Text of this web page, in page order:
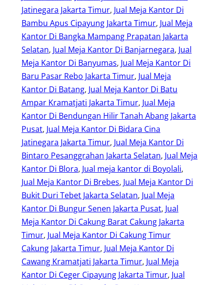
Jatinegara Jakarta Timur, Jual Meja Kantor Di
Bambu Apus Cipayung Jakarta Timur, Jual Meja
Kantor Di Bangka Mampang Prapatan Jakarta
Selatan, Jual Meja Kantor Di Banjarnegara, Jual
Meja Kantor Di Banyumas, Jual Meja Kantor Di
Baru Pasar Rebo Jakarta Timur, Jual Meja
Kantor Di Batang, Jual Meja Kantor Di Batu
Ampar Kramatjati Jakarta Timur, Jual Meja
Kantor Di Bendungan Hilir Tanah Abang Jakarta
Pusat, Jual Meja Kantor Di Bidara Cina
Jatinegara Jakarta Timur, Jual Meja Kantor Di
Bintaro Pesanggrahan Jakarta Selatan, Jual Meja
Kantor Di Blora, Jual meja kantor di Boyolali
Jual Meja Kantor Di Brebes, Jual Meja Kantor Di
Bukit Duri Tebet Jakarta Selatan, Jual Meja
Kantor Di Bungur Senen Jakarta Pusat, Jual
Meja Kantor Di Cakung Barat Cakung Jakarta
Timur, Jual Meja Kantor Di Cakung Timur
Cakung Jakarta Timur, Jual Meja Kantor Di
Cawang Kramatjati Jakarta Timur, Jual Meja
Kantor Di Ceger Cipayung Jakarta Timur, Jual